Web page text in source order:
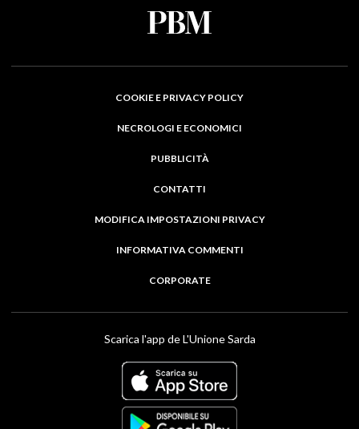
COOKIE E PRIVACY POLICY
NECROLOGI E ECONOMICI
PUBBLICITÀ
CONTATTI
MODIFICA IMPOSTAZIONI PRIVACY
INFORMATIVA COMMENTI
CORPORATE
Scarica l'app de L'Unione Sarda